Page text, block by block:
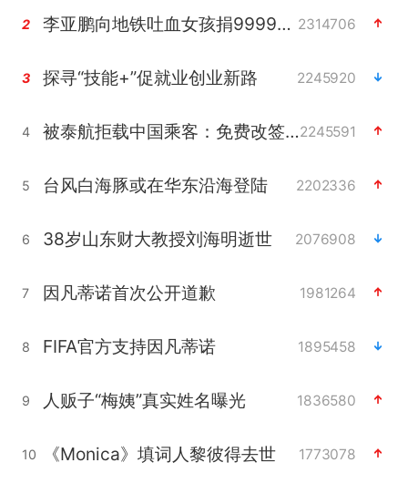
2 李亚鹏向地铁吐血女孩捐99999元 2314706
3 探寻“技能+”促就业创业新路 2245920
4 被泰航拒载中国乘客：免费改签没兑现2245591
5 台风白海豚或在华东沿海登陆 2202336
6 38岁山东财大教授刘海明逝世 2076908
7 因凡蒂诺首次公开道歉 1981264
8 FIFA官方支持因凡蒂诺 1895458
9 人贩子“梅姨”真实姓名曝光 1836580
10 《Monica》填词人黎彼得去世 1773078